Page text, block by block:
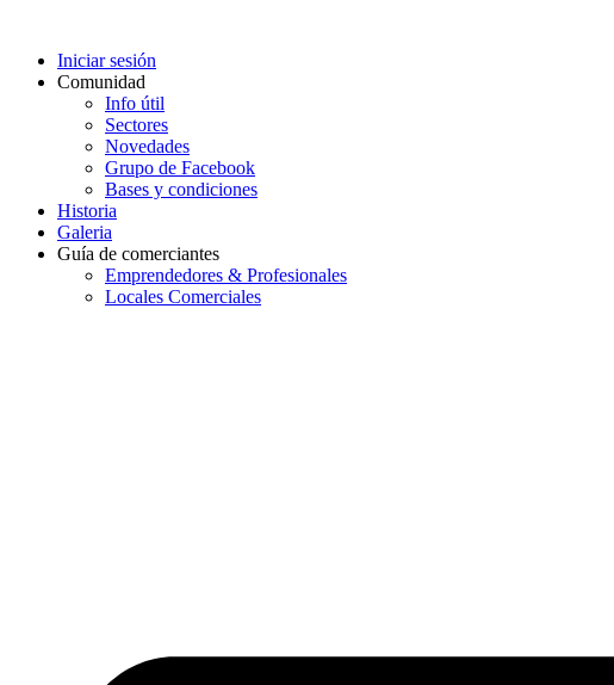
Iniciar sesión
Comunidad
Info útil
Sectores
Novedades
Grupo de Facebook
Bases y condiciones
Historia
Galeria
Guía de comerciantes
Emprendedores & Profesionales
Locales Comerciales